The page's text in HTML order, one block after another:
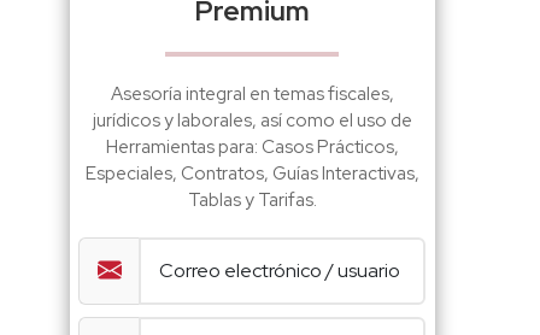
Premium
Asesoría integral en temas fiscales,
jurídicos y laborales, así como el uso de
Herramientas para: Casos Prácticos,
Especiales, Contratos, Guías Interactivas,
Tablas y Tarifas.